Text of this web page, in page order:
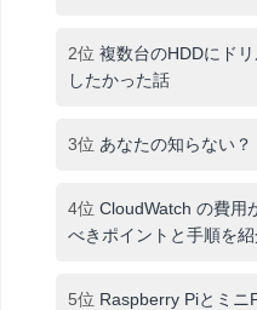
2位 複数台のHDDにド
したかった話
3位 あなたの知らない
4位 CloudWatch の費用
べきポイントと手順を紹
5位 Raspberry Piとミニ